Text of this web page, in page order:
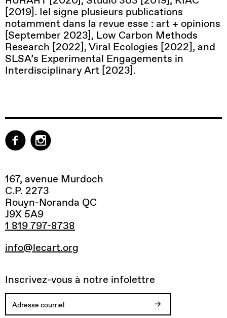
[2019]. Iel signe plusieurs publications
notamment dans la revue esse : art + opinions
[September 2023], Low Carbon Methods
Research [2022], Viral Ecologies [2022], and
SLSA’s Experimental Engagements in
InterdisciplinaryArt [2023].
167, avenue Murdoch
C.P. 2273
Rouyn-Noranda QC
J9X 5A9
1 819 797-8738
info@lecart.org
Inscrivez-vous à notre infolettre